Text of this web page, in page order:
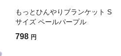
もっとひんやりブランケット S
サイズ ペールパープル
798 円